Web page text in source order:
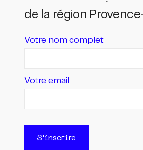
de la région
Votre nom complet
Votre email
S'inscrire